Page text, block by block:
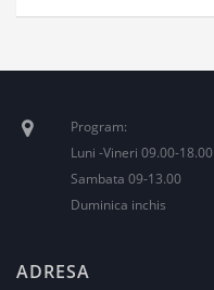
Program:
Luni -Vineri 09.00-18.00
Sambata 09-13.00
Duminica inchis
ADRESA